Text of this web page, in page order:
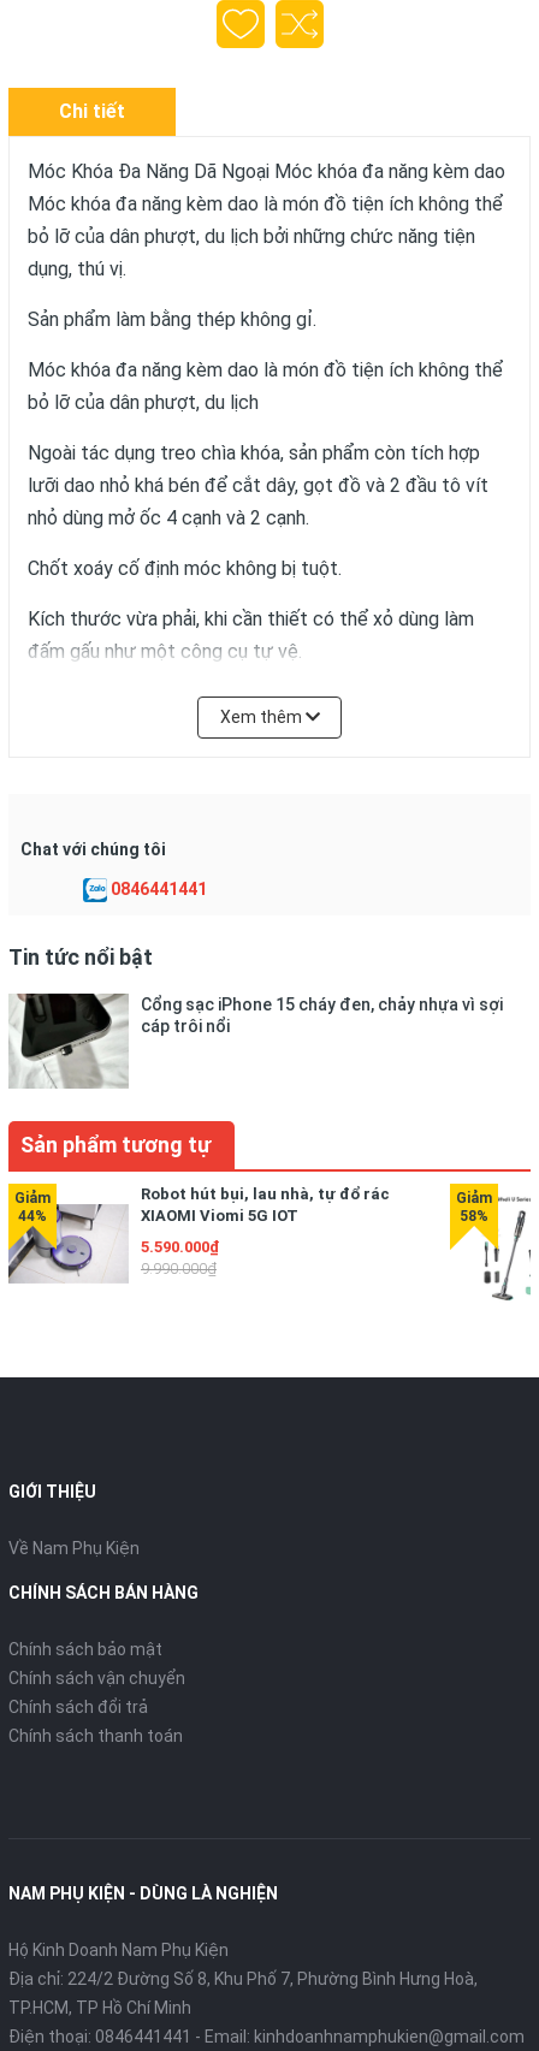
Chi tiết
Móc Khóa Đa Năng Dã Ngoại Móc khóa đa năng kèm dao
Móc khóa đa năng kèm dao là món đồ tiện ích không thể
bỏ lỡ của dân phượt, du lịch bởi những chức năng tiện
dụng, thú vị.
Sản phẩm làm bằng thép không gỉ.
Móc khóa đa năng kèm dao là món đồ tiện ích không thể
bỏ lỡ của dân phượt, du lịch
Ngoài tác dụng treo chìa khóa, sản phẩm còn tích hợp
lưỡi dao nhỏ khá bén để cắt dây, gọt đồ và 2 đầu tô vít
nhỏ dùng mở ốc 4 cạnh và 2 cạnh.
Chốt xoáy cố định móc không bị tuột.
Kích thước vừa phải, khi cần thiết có thể xỏ dùng làm
đấm gấu như một công cụ tự vệ.
Thao tác đóng mở dễ dàng, thiết kế đơn giản nhưng chú
trọng hiệu năng. Móc khóa dao là món phụ kiện độc đáo,
ngày thì một chiếc móc khóa dao hoặc đồ phuợt đa năng:
đèn pin, giầy leo núi, giáp bảo hộ là những món đồ không
Xem thêm
Chat với chúng tôi
0846441441
Tin tức nổi bật
Cổng sạc iPhone 15 cháy đen, chảy nhựa vì sợi
cáp trôi nổi
Sản phẩm tương tự
Robot hút bụi, lau nhà, tự đổ rác
XIAOMI Viomi 5G IOT
5.590.000₫
9.990.000₫
GIỚI THIỆU
Về Nam Phụ Kiện
CHÍNH SÁCH BÁN HÀNG
Chính sách bảo mật
Chính sách vận chuyển
Chính sách đổi trả
Chính sách thanh toán
NAM PHỤ KIỆN - DÙNG LÀ NGHIỆN
Hộ Kinh Doanh Nam Phụ Kiện
Địa chỉ: 224/2 Đường Số 8, Khu Phố 7, Phường Bình Hưng Hoà,
TP.HCM, TP Hồ Chí Minh
Điện thoại: 0846441441 - Email: kinhdoanhnamphukien@gmail.com